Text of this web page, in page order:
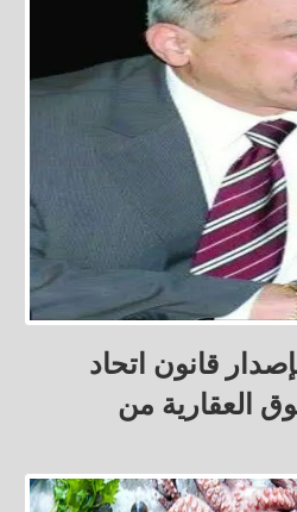
قانون اتحاد
العقارية من